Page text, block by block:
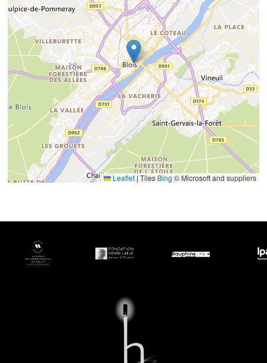
Leaflet|TilesBing© Microsoft and suppliers